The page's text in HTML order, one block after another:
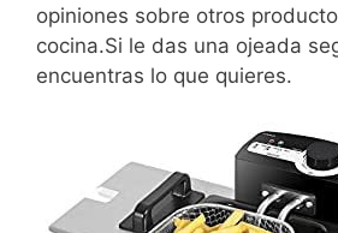
opiniones sobre otros
cocina.Si le das una ojeada
encuentras lo que quieres.